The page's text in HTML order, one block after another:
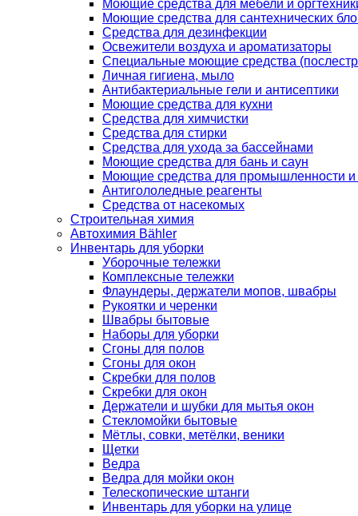
Моющие средства для мебели и
Моющие средства для сантехнических
Средства для дезинфекции
Освежители воздуха и ароматизаторы
Специальные моющие средства
Личная гигиена, мыло
Антибактериальные гели и антисептики
Моющие средства для кухни
Средства для химчистки
Средства для стирки
Средства для ухода за бассейнами
Моющие средства для бань и саун
Моющие средства для промышленности и
Антигололедные реагенты
Средства от насекомых
Строительная химия
Автохимия Bähler
Инвентарь для уборки
Уборочные тележки
Комплексные тележки
Флаундеры, держатели мопов, швабры
Рукоятки и черенки
Швабры бытовые
Наборы для уборки
Сгоны для полов
Сгоны для окон
Скребки для полов
Скребки для окон
Держатели и шубки для мытья окон
Стекломойки бытовые
Мётлы, совки, метёлки, веники
Щетки
Ведра
Ведра для мойки окон
Телескопические штанги
Инвентарь для уборки на улице